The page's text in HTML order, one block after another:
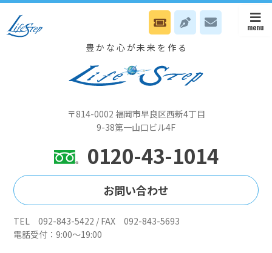
4月2日（水） 本部はNスタイル日です
豊かな心が未来を作る
〒814-0002 福岡市早良区西新4丁目
9-38第一山口ビル4F
0120-43-1014
お問い合わせ
TEL 092-843-5422 / FAX 092-843-5693
電話受付：9:00～19:00